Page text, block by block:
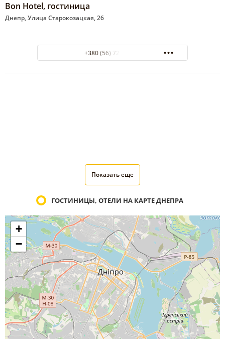
Bon Hotel, гостиница
Днепр, Улица Старокозацкая, 26
+380 (56) 726-55-55
Показать еще
ГОСТИНИЦЫ, ОТЕЛИ НА КАРТЕ ДНЕПРА
+
−